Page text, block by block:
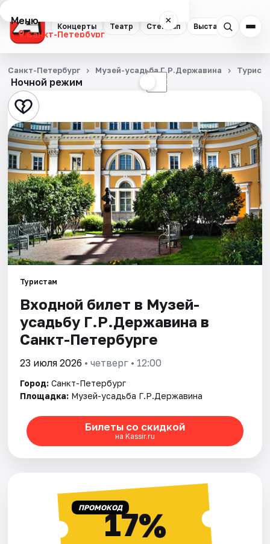
Концерты Театр Стендап Выставки
Меню ×
Санкт-Петербург
Концерты
Театр
Стендап
Выставки
Квесты
Экскурсии
Спорт
События
Города
Площадки
Артисты
Рейтинги
Ночной режим ☾
Санкт-Петербург Музей-усадьба Г.Р.Державина
Туристам
Входной билет в Музей-
усадьбу Г.Р.Державина в
Санкт-Петербурге
23 июля 2026 • четверг • 12:00
Город: Санкт-Петербург
Площадка: Музей-усадьба Г.Р.Державина
Билеты со скидкой
на Kassir.ru
ПРОМОКОД17%